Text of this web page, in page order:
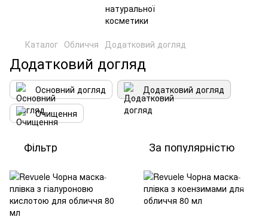
Каталог Обличчя Додатковий догляд
Додатковий догляд
Основний догляд
Додатковий догляд
Очищення
Фільтр За популярністю